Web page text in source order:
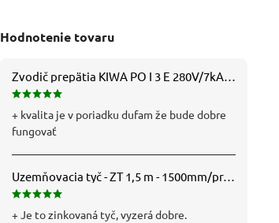
Hodnotenie tovaru
+ kvalita je v poriadku dufam že bude dobre
fungovať
Uzemňovacia tyč - ZT 1,5 m - 1500mm/pr.25mm - Fe/Zn - f712112
+ Je to zinkovaná tyč, vyzerá dobre.